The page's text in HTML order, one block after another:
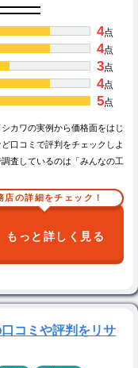
4点
4点
3点
4点
5点
カワの実例から価格面をはじ
口コミで評判をチェックしよ
査しているのは「みんなの工
店の詳細をチェック！
もっと詳しく見る
コミや評判をリサ